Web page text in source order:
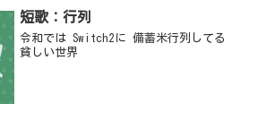
短歌：行列
令和では Switch2に 備蓄米行列してる
貧しい世界